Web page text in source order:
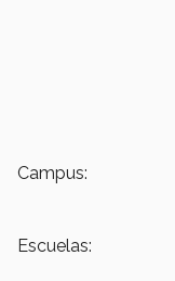
Campus:
Escuelas: